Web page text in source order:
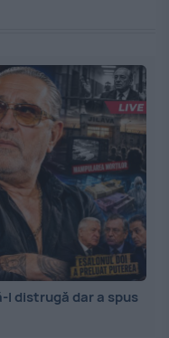
l distrugă dar a spus